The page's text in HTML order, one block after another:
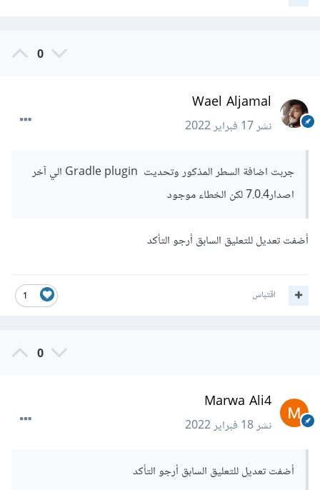
0
Wael Aljamal
نشر17 فبراير 2022
جربت اضافة السطر المذكور وتحديت Gradle plugin الي آخر
اصدار7.0.4 لكن الخطاء موجود
أضفت تعديل للتعليق السابق أرجو التأكد
1 اقتباس
0
Marwa Ali4
نشر18 فبراير 2022
أضفت تعديل للتعليق السابق أرجو التأكد